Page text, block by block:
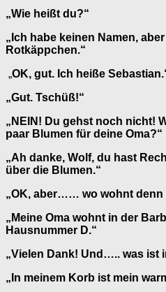
„Wie heißt du?“
„Ich habe keinen Namen,
Rotkäppchen.“
„OK, gut. Ich heiße
„Gut. Tschüß!“
„NEIN! Du gehst noch nicht!
paar Blumen für deine Oma?“
„Ah danke, Wolf, du hast
über die Blumen.“
„OK, aber…… wo wohnt denn
„Meine Oma wohnt in der
Hausnummer D.“
„Vielen Dank! Und….. was ist
„In meinem Korb ist mein